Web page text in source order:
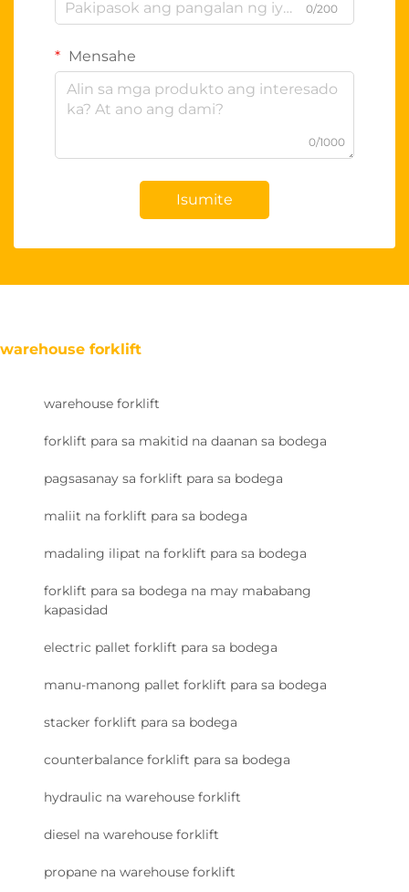
0/200
Mensahe
0/1000
Isumite
warehouse forklift
warehouse forklift
forklift para sa makitid na daanan sa bodega
pagsasanay sa forklift para sa bodega
maliit na forklift para sa bodega
madaling ilipat na forklift para sa bodega
forklift para sa bodega na may mababang
kapasidad
electric pallet forklift para sa bodega
manu-manong pallet forklift para sa bodega
stacker forklift para sa bodega
counterbalance forklift para sa bodega
hydraulic na warehouse forklift
diesel na warehouse forklift
propane na warehouse forklift